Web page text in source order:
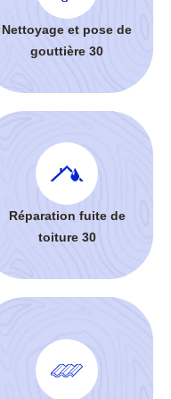
Nettoyage et pose de
gouttière 30
Réparation fuite de
toiture 30